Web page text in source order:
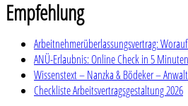
Empfehlung
Arbeitnehmerüberlassungsvertrag:
ANÜ-Erlaubnis: Online Check in 5
Wissenstext – Nanzka & Bödeker –
Checkliste Arbeitsvertragsgestaltung 2026